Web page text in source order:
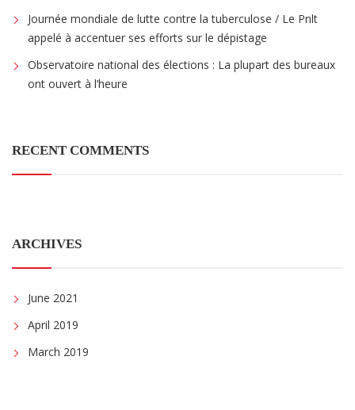
Journée mondiale de lutte contre la tuberculose / Le Pnlt
appelé à accentuer ses efforts sur le dépistage
Observatoire national des élections : La plupart des bureaux
ont ouvert à l’heure
RECENT COMMENTS
ARCHIVES
June 2021
April 2019
March 2019